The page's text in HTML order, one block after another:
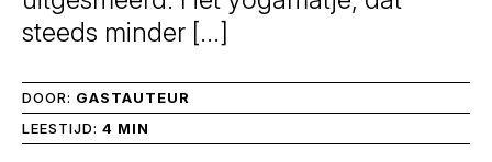
steeds minder […]
DOOR: GASTAUTEUR
LEESTIJD: 4 MIN